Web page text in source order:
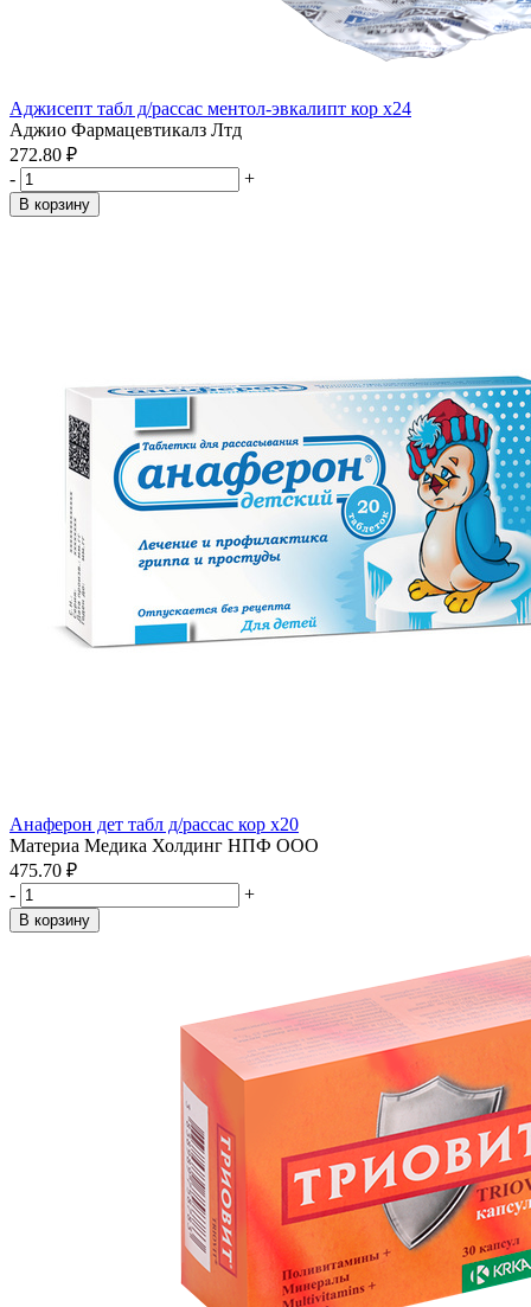
Аджисепт табл д/рассас ментол-эвкалипт кор x24
Аджио Фармацевтикалз Лтд
272.80 ₽
-
+
В корзину
Анаферон дет табл д/рассас кор x20
Материа Медика Холдинг НПФ ООО
475.70 ₽
-
+
В корзину